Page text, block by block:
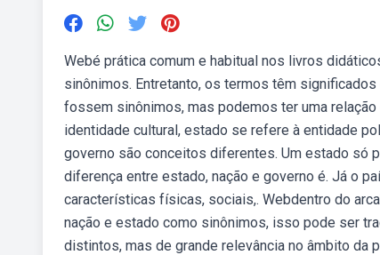
Webé prática comum e habitual nos livros
sinônimos. Entretanto, os termos têm
fossem sinônimos, mas podemos ter uma
identidade cultural, estado se refere à entidade
governo são conceitos diferentes. Um estado só
diferença entre estado, nação e governo é. Já o
características físicas, sociais,. Webdentro do
nação e estado como sinônimos, isso pode ser
distintos, mas de grande relevância no âmbito da